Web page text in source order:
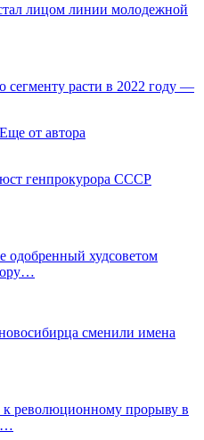
лицом линии молодежной
сегменту расти в 2022 году —
Еще от автора
генпрокурора СССР
одобренный худсоветом
сменили имена
к революционному прорыву в